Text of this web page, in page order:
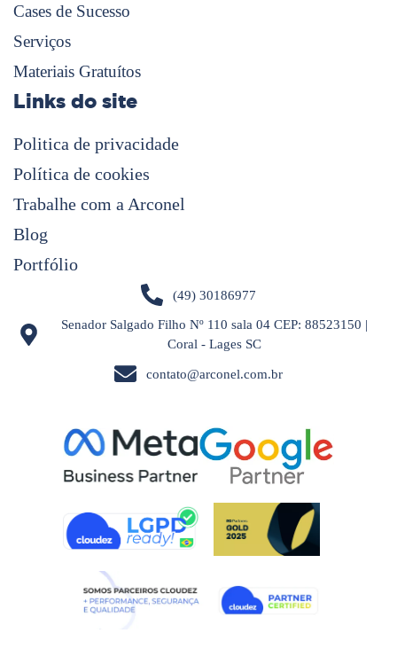
Cases de Sucesso
Serviços
Materiais Gratuítos
Links do site
Politica de privacidade
Política de cookies
Trabalhe com a Arconel
Blog
Portfólio
(49) 30186977
Senador Salgado Filho Nº 110 sala 04 CEP: 88523150 |
Coral - Lages SC
contato@arconel.com.br